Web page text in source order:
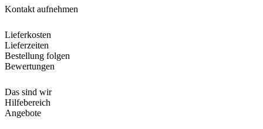
Glastüren sowohl innen als auch außen verwendet werden, da
Türen: Auch Türen lassen sich mit diesen Folien dekorieren –
sei es mit Namen, Illustrationen, stilvollen Designs, Schildern
oder jedem anderen Motiv nach Wunsch.
Schaufenster
Unternehmen oder Lokalen. Sie können für individuelle
Designs genutzt werden, um Rabatte, Werbeaktionen,
Öffnungszeiten oder dekorative Elemente anzuzeigen.
Kontakt aufnehmen
Lieferkosten
Lieferzeiten
Bestellung folgen
Bewertungen
Das sind wir
Hilfebereich
Angebote